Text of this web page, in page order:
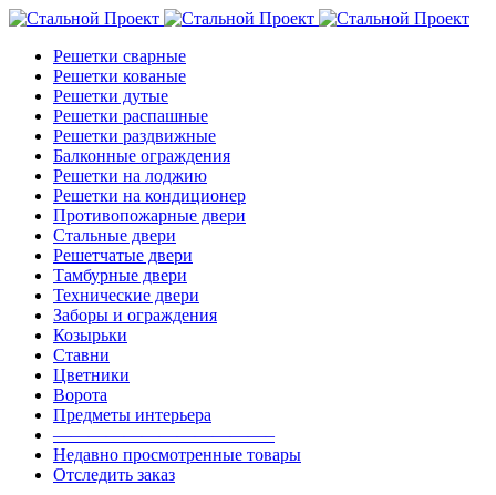
Решетки сварные
Решетки кованые
Решетки дутые
Решетки распашные
Решетки раздвижные
Балконные ограждения
Решетки на лоджию
Решетки на кондиционер
Противопожарные двери
Стальные двери
Решетчатые двери
Тамбурные двери
Технические двери
Заборы и ограждения
Козырьки
Ставни
Цветники
Ворота
Предметы интерьера
————————————–
Недавно просмотренные товары
Отследить заказ